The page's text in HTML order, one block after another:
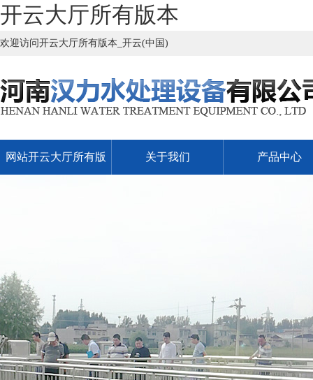
开云大厅所有版本
欢迎访问开云大厅所有版本_开云(中国)
网站开云大厅所有版 关于我们 产品中心